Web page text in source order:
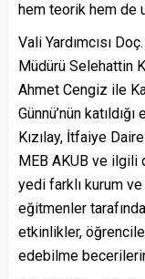
hem teorik hem de
Vali Yardımcısı
Müdürü Selehattin
Ahmet Cengiz ile
Günnü’nün
Kızılay, İtfaiye
MEB AKUB ve ilgili
yedi farklı kurum
eğitmenler
etkinlikler,
edebilme